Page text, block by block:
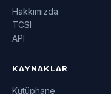
Hakkımızda
TCSI
API
KAYNAKLAR
Kütüphane